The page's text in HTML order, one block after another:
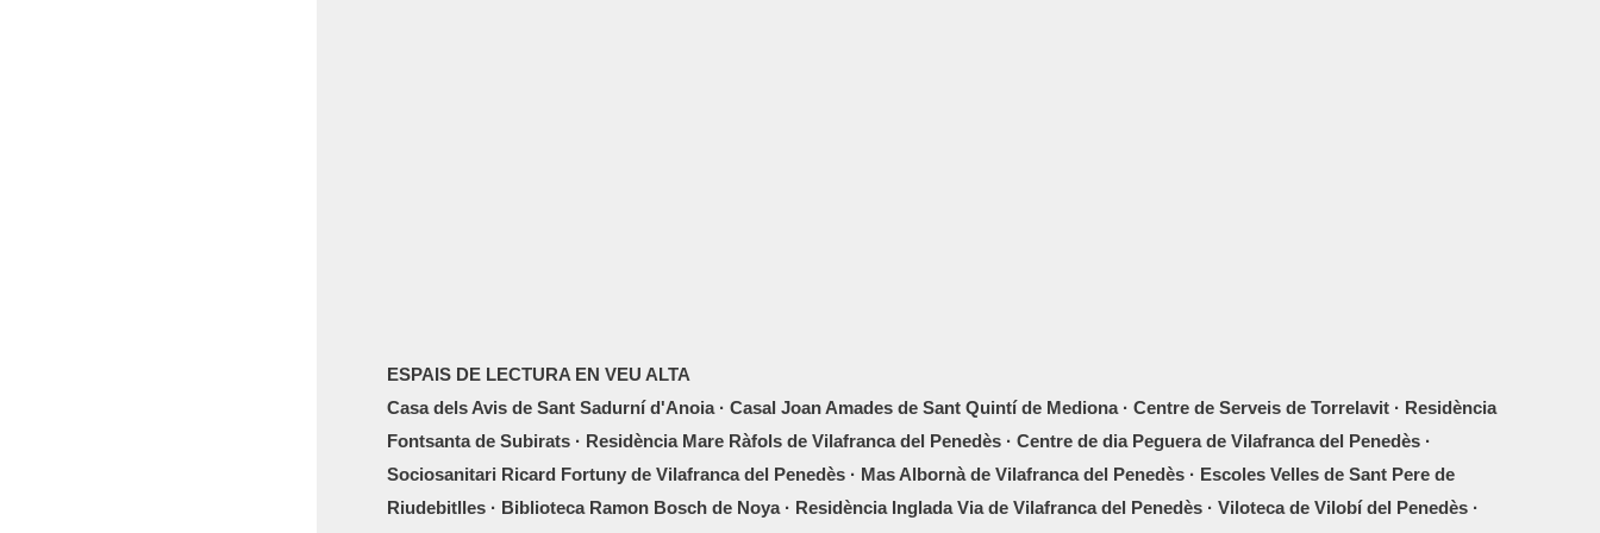
ESPAIS DE LECTURA EN VEU ALTA
Casa dels Avis de Sant Sadurní d'Anoia · Casal Joan Amades de Sant Quintí de Mediona · Centre de Serveis de Torrelavit · Residència
Fontsanta de Subirats · Residència Mare Ràfols de Vilafranca del Penedès · Centre de dia Peguera de Vilafranca del Penedès ·
Sociosanitari Ricard Fortuny de Vilafranca del Penedès · Mas Albornà de Vilafranca del Penedès · Escoles Velles de Sant Pere de
Riudebitlles · Biblioteca Ramon Bosch de Noya · Residència Inglada Via de Vilafranca del Penedès · Viloteca de Vilobí del Penedès ·